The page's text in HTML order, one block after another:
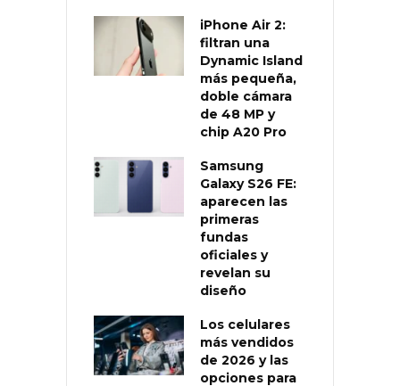
iPhone Air 2:
filtran una
Dynamic Island
más pequeña,
doble cámara
de 48 MP y
chip A20 Pro
Samsung
Galaxy S26 FE:
aparecen las
primeras
fundas
oficiales y
revelan su
diseño
Los celulares
más vendidos
de 2026 y las
opciones para